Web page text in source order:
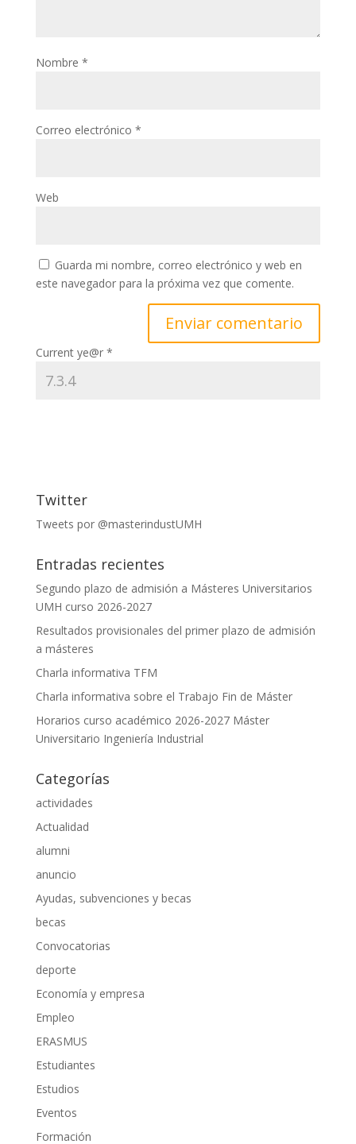
Nombre *
Correo electrónico *
Web
Guarda mi nombre, correo electrónico y web en
este navegador para la próxima vez que comente.
Current ye@r *
Twitter
Tweets por @masterindustUMH
Entradas recientes
Segundo plazo de admisión a Másteres Universitarios
UMH curso 2026-2027
Resultados provisionales del primer plazo de admisión
a másteres
Charla informativa TFM
Charla informativa sobre el Trabajo Fin de Máster
Horarios curso académico 2026-2027 Máster
Universitario Ingeniería Industrial
Categorías
actividades
Actualidad
alumni
anuncio
Ayudas, subvenciones y becas
becas
Convocatorias
deporte
Economía y empresa
Empleo
ERASMUS
Estudiantes
Estudios
Eventos
Formación